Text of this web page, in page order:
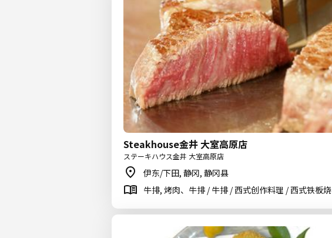
Steakhouse金井 大室高原店
ステーキハウス金井 大室高原店
伊东/下田, 静冈, 静冈县
牛排, 烤肉、牛排 / 牛排 / 西式创作料理 / 西式铁板烧